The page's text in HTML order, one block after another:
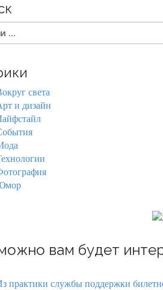
света
и дизайн
вам будет
практики службы поддержки